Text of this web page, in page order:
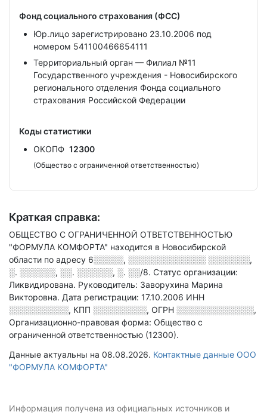
Фонд социального страхования (ФСС)
Юр.лицо зарегистрировано 23.10.2006 под
номером 541100466654111
Территориальный орган — Филиал №11
Государственного учреждения - Новосибирского
регионального отделения Фонда социального
страхования Российской Федерации
Коды статистики
ОКОПФ 12300
(Общество с ограниченной ответственностью)
Краткая справка:
ОБЩЕСТВО С ОГРАНИЧЕННОЙ ОТВЕТСТВЕННОСТЬЮ
"ФОРМУЛА КОМФОРТА" находится в Новосибирской
области по адресу 6░░░░░, ░░░░░░░░░░░░░ ░░░░░░░,
░. ░░░░░░, ░░. ░░░░░░, ░. ░░/8. Статус организации:
Ликвидирована. Руководитель: Заворухина Марина
Викторовна. Дата регистрации: 17.10.2006 ИНН
░░░░░░░░░░, КПП ░░░░░░░░░, ОГРН ░░░░░░░░░░░░░,
Организационно-правовая форма: Общество с
ограниченной ответственностью (12300).
Данные актуальны на 08.08.2026. Контактные данные ООО
"ФОРМУЛА КОМФОРТА"
Информация получена из официальных источников и